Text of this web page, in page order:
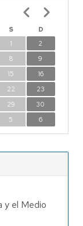
S
D
1
2
8
9
15
16
22
23
29
30
5 6
Paginación
y el Medio